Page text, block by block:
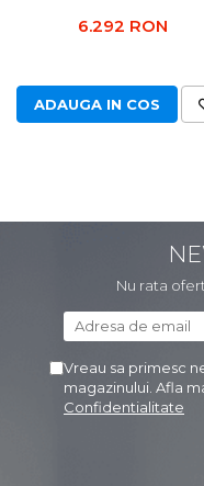
6.292 RON
ADAUGA IN COS
Nu rata
Vreau sa primesc
magazinului. Afla
Confidentialitate